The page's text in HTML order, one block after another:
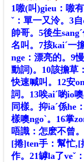
1噭(叫)gieu：噭
ˇ：單一又泠。3
帥哥。5後生
名叫。7㧡kaiˊ一
nge：漂亮的。9
動詞)。10該擔草
快速喊叫。12安
詞。13唉aiˊ喲io
同樣。抑iaˊ係he
樣噢ngoˋ。16掌
唔識：怎麽不曾
[捲]ten手：幫忙,[
作。21罅la了veˇ